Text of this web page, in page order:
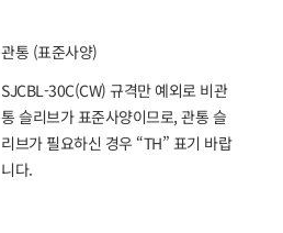
관통 (표준사양)
SJCBL-30C(CW) 규격만 예외로 비관
통 슬리브가 표준사양이므로, 관통 슬
리브가 필요하신 경우 “TH” 표기 바랍
니다.